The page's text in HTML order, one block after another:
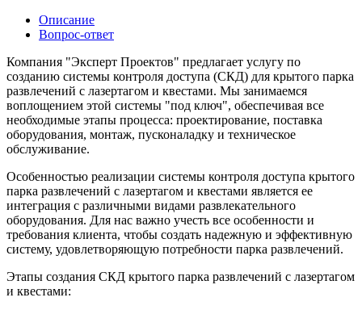
Описание
Вопрос-ответ
Компания "Эксперт Проектов" предлагает услугу по
созданию системы контроля доступа (СКД) для крытого парка
развлечений с лазертагом и квестами. Мы занимаемся
воплощением этой системы "под ключ", обеспечивая все
необходимые этапы процесса: проектирование, поставка
оборудования, монтаж, пусконаладку и техническое
обслуживание.
Особенностью реализации системы контроля доступа крытого
парка развлечений с лазертагом и квестами является ее
интеграция с различными видами развлекательного
оборудования. Для нас важно учесть все особенности и
требования клиента, чтобы создать надежную и эффективную
систему, удовлетворяющую потребности парка развлечений.
Этапы создания СКД крытого парка развлечений с лазертагом
и квестами: